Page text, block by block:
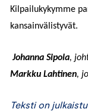
Kilpailukykymme
kansainvälistyvät.
Johanna Sipola,
Markku Lahtinen,
Teksti on